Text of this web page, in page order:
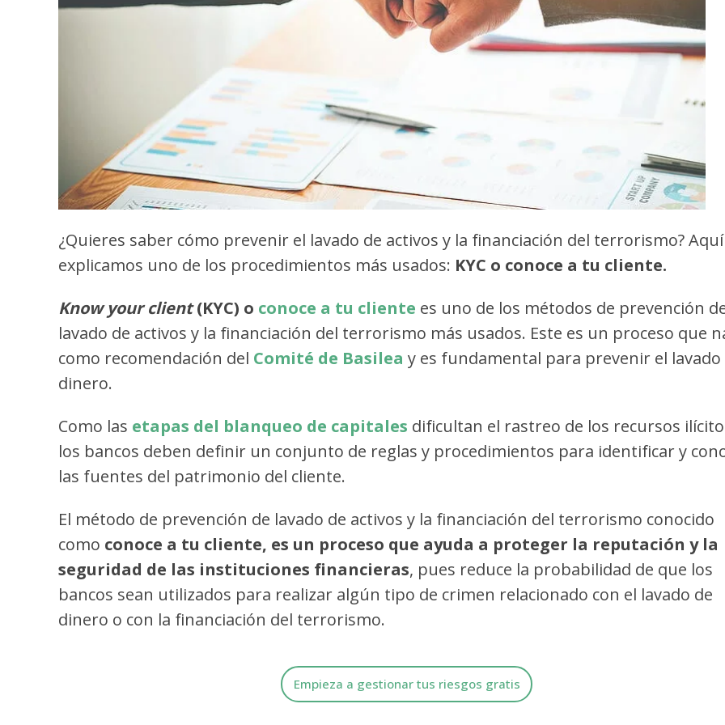
¿Quieres saber cómo prevenir el lavado de activos y la financiación del terrorismo?
explicamos uno de los procedimientos más usados: KYC o conoce a tu cliente.
Know your client(KYC) o conoce a tu cliente es uno de los métodos de prevención
lavado de activos y la financiación del terrorismo más usados. Este es un proceso que
como recomendación del Comité de Basilea y es fundamental para prevenir el lavado
dinero.
Como las etapas del blanqueo de capitales dificultan el rastreo de los recursos
los bancos deben definir un conjunto de reglas y procedimientos para identificar y
las fuentes del patrimonio del cliente.
El método de prevención de lavado de activos y la financiación del terrorismo conocido
como conoce a tu cliente, es un proceso que ayuda a proteger la reputación y la
seguridad de las instituciones financieras, pues reduce la probabilidad de que los
bancos sean utilizados para realizar algún tipo de crimen relacionado con el lavado de
dinero o con la financiación del terrorismo.
Empieza a gestionar tus riesgos gratis